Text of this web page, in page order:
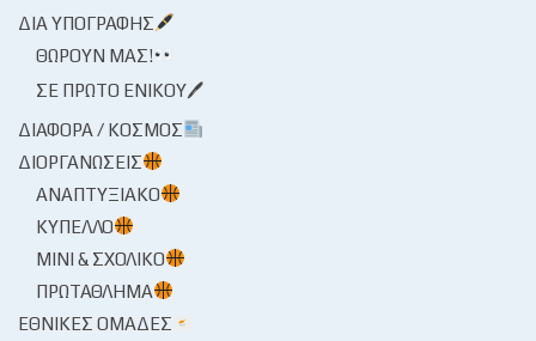
ΔΙΑ ΥΠΟΓΡΑΦΉΣ
ΘΩΡΟΎΝ ΜΑΣ!
ΣΕ ΠΡΏΤΟ ΕΝΙΚΟΎ🖊
ΔΙΆΦΟΡΑ / ΚΌΣΜΟΣ
ΔΙΟΡΓΑΝΏΣΕΙΣ
ΑΝΑΠΤΥΞΙΑΚΌ
ΚΎΠΕΛΛΟ
ΜΊΝΙ & ΣΧΟΛΙΚΌ
ΠΡΩΤΆΘΛΗΜΑ
ΕΘΝΙΚΈΣ ΟΜΆΔΕΣ